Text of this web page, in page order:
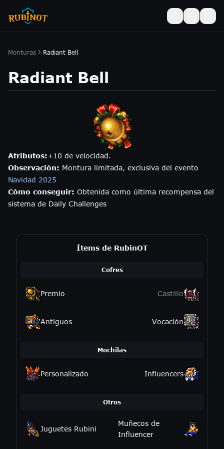
Monturas Radiant Bell
Radiant Bell
Atributos:+10 de velocidad.
Observación: Montura limitada, exclusiva del evento
Navidad 2025
Cómo conseguir: Obtenida como última recompensa del
sistema de Daily Challenges
Ítems de RubinOT
Cofres
Premio Castillo
Antiguos Vocación
Mochilas
Personalizado Influencers
Otros
Juguetes Rubini
Muñecos de
Influencer